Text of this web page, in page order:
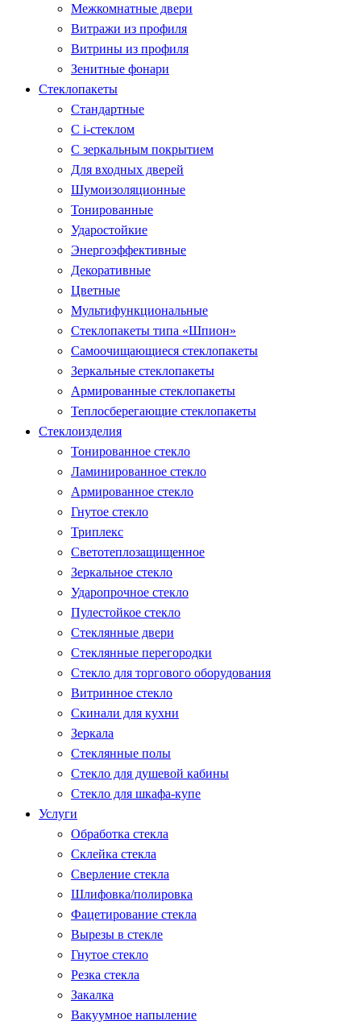
Межкомнатные двери
Витражи из профиля
Витрины из профиля
Зенитные фонари
Стеклопакеты
Стандартные
С i-стеклом
С зеркальным покрытием
Для входных дверей
Шумоизоляционные
Тонированные
Ударостойкие
Энергоэффективные
Декоративные
Цветные
Мультифункциональные
Стеклопакеты типа «Шпион»
Самоочищающиеся стеклопакеты
Зеркальные стеклопакеты
Армированные стеклопакеты
Теплосберегающие стеклопакеты
Стеклоизделия
Тонированное стекло
Ламинированное стекло
Армированное стекло
Гнутое стекло
Триплекс
Светотеплозащищенное
Зеркальное стекло
Ударопрочное стекло
Пулестойкое стекло
Стеклянные двери
Стеклянные перегородки
Стекло для торгового оборудования
Витринное стекло
Скинали для кухни
Зеркала
Стеклянные полы
Стекло для душевой кабины
Стекло для шкафа-купе
Услуги
Обработка стекла
Склейка стекла
Сверление стекла
Шлифовка/полировка
Фацетирование стекла
Вырезы в стекле
Гнутое стекло
Резка стекла
Закалка
Вакуумное напыление